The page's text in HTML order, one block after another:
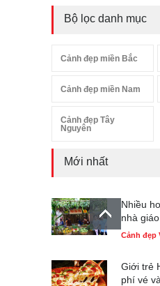
Bộ lọc danh mục
Cảnh đẹp miền Bắc
Cảnh đẹp miền Nam
Cảnh đẹp Tây
Nguyên
Mới nhất
Nhiều
nhà
Cảnh đẹp
Giới trẻ
phí vé